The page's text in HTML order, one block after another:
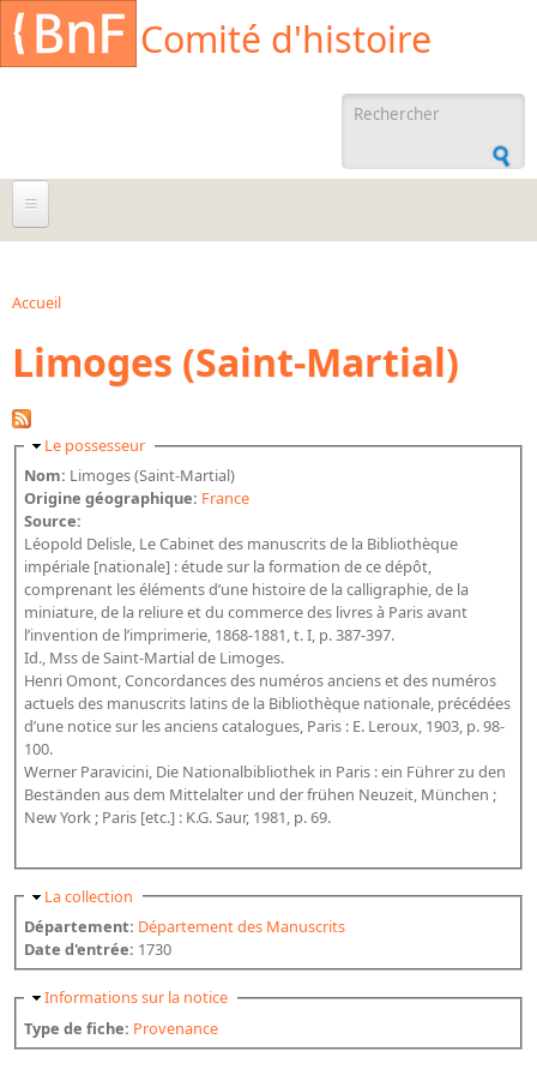
Aller au contenu principal
Comité d'histoire
recherche
À propos
Agenda
Ressources documentaires
Archives orales
Bibliographies
Bibliographie sur la BnF
Bibliographie historique de la Bibliothèque nationale de
France
Dictionnaire de la BnF
Dictionnaire BnF : recherche avancée
Dictionnaire BnF : index
Dictionnaire des fonds spéciaux et des principales collections et
provenances
Recherche de fonds, collections et provenances
L'histoire de la BnF en objets
Organigrammes de la bibliothèque
Rapports d'activité de la Bibliothèque
Répertoire
Accueil
Limoges (Saint-Martial)
Masquer
Le possesseur
Nom: Limoges (Saint-Martial)
Origine géographique: France
Source:
Léopold Delisle, Le Cabinet des manuscrits de la Bibliothèque
impériale [nationale] : étude sur la formation de ce dépôt,
comprenant les éléments d’une histoire de la calligraphie, de la
miniature, de la reliure et du commerce des livres à Paris avant
l’invention de l’imprimerie, 1868-1881, t. I, p. 387-397.
Id., Mss de Saint-Martial de Limoges.
Henri Omont, Concordances des numéros anciens et des numéros
actuels des manuscrits latins de la Bibliothèque nationale, précédées
d’une notice sur les anciens catalogues, Paris : E. Leroux, 1903, p. 98-
100.
Werner Paravicini, Die Nationalbibliothek in Paris : ein Führer zu den
Beständen aus dem Mittelalter und der frühen Neuzeit, München ;
New York ; Paris [etc.] : K.G. Saur, 1981, p. 69.
Masquer
La collection
Département: Département des Manuscrits
Date d'entrée: 1730
Masquer
Informations sur la notice
Type de fiche: Provenance
Cookies management panel